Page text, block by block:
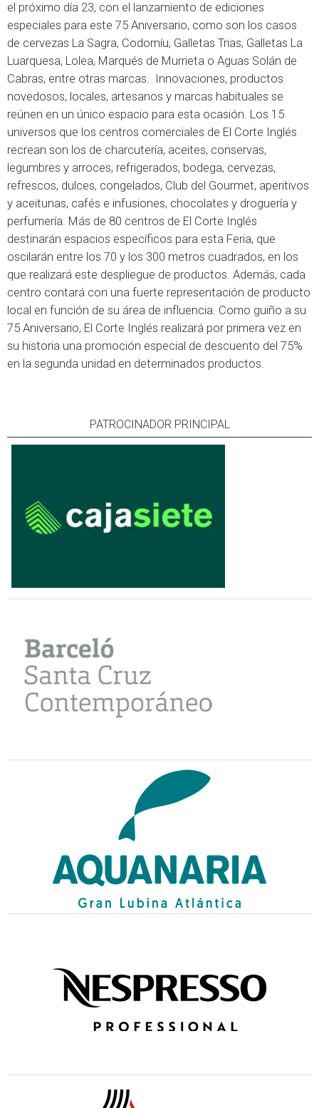
el próximo día 23, con el lanzamiento de ediciones
especiales para este 75 Aniversario, como son los casos
de cervezas La Sagra, Codorníu, Galletas Trias, Galletas La
Luarquesa, Lolea, Marqués de Murrieta o Aguas Solán de
Cabras, entre otras marcas. Innovaciones, productos
novedosos, locales, artesanos y marcas habituales se
reúnen en un único espacio para esta ocasión. Los 15
universos que los centros comerciales de El Corte Inglés
recrean son los de charcutería, aceites, conservas,
legumbres y arroces, refrigerados, bodega, cervezas,
refrescos, dulces, congelados, Club del Gourmet, aperitivos
y aceitunas, cafés e infusiones, chocolates y droguería y
perfumería. Más de 80 centros de El Corte Inglés
destinarán espacios específicos para esta Feria, que
oscilarán entre los 70 y los 300 metros cuadrados, en los
que realizará este despliegue de productos. Además, cada
centro contará con una fuerte representación de producto
local en función de su área de influencia. Como guiño a su
75 Aniversario, El Corte Inglés realizará por primera vez en
su historia una promoción especial de descuento del 75%
en la segunda unidad en determinados productos.
PATROCINADOR PRINCIPAL